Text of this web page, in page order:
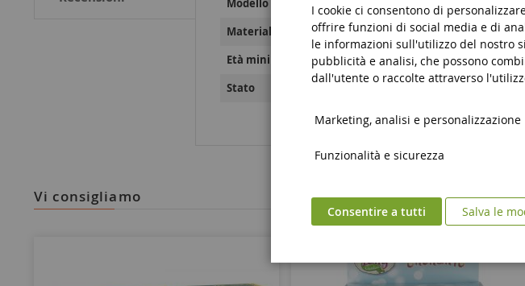
Materiale Plastica
Età minima 14 anni e oltre
Stato Nove
vi consigliamo
I cookie ci consentono di
offrire funzioni di social media e di
le informazioni sull'utilizzo del nostro
pubblicità e analisi, che possono
dall'utente o raccolte attraverso
Marketing, analisi e personalizzazione
Funzionalità e sicurezza
Consentire a tutti Salva le